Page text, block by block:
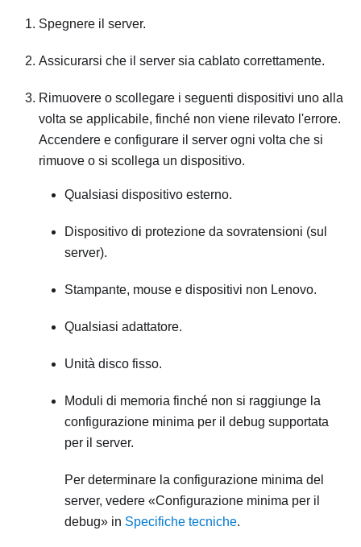
Spegnere il server.
Assicurarsi che il server sia cablato correttamente.
Rimuovere o scollegare i seguenti dispositivi uno alla
volta se applicabile, finché non viene rilevato l'errore.
Accendere e configurare il server ogni volta che si
rimuove o si scollega un dispositivo.
Qualsiasi dispositivo esterno.
Dispositivo di protezione da sovratensioni (sul
server).
Stampante, mouse e dispositivi non Lenovo.
Qualsiasi adattatore.
Unità disco fisso.
Moduli di memoria finché non si raggiunge la
configurazione minima per il debug supportata
per il server.
Per determinare la configurazione minima del
server, vedere
Configurazione minima per il
debug
in Specifiche tecniche.